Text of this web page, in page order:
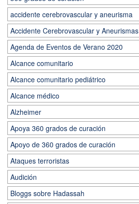
accidente cerebrovascular y aneurisma
Accidente Cerebrovascular y Aneurismas
Agenda de Eventos de Verano 2020
Alcance comunitario
Alcance comunitario pediátrico
Alcance médico
Alzheimer
Apoya 360 grados de curación
Apoyo de 360 grados de curación
Ataques terroristas
Audición
Bloggs sobre Hadassah